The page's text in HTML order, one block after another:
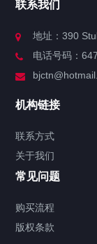
服务分类
签署类文件海
视频中心
联系我们
地址：390
电话号码：
机构链接
联系方式
关于我们
常见问题
购买流程
版权条款